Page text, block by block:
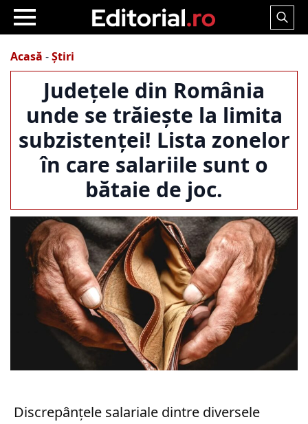
Search
Acasă -Știri
Județele din România
unde se trăiește la limita
subzistenței! Lista zonelor
în care salariile sunt o
bătaie de joc.
Discrepânțele salariale dintre diversele